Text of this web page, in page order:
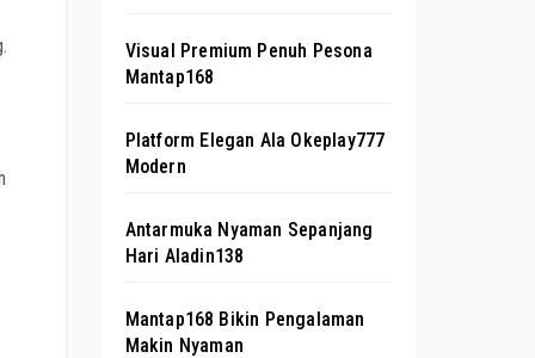
Visual Premium Penuh Pesona
Mantap168
Platform Elegan Ala Okeplay777
Modern
Antarmuka Nyaman Sepanjang
Hari Aladin138
Mantap168 Bikin Pengalaman
Makin Nyaman